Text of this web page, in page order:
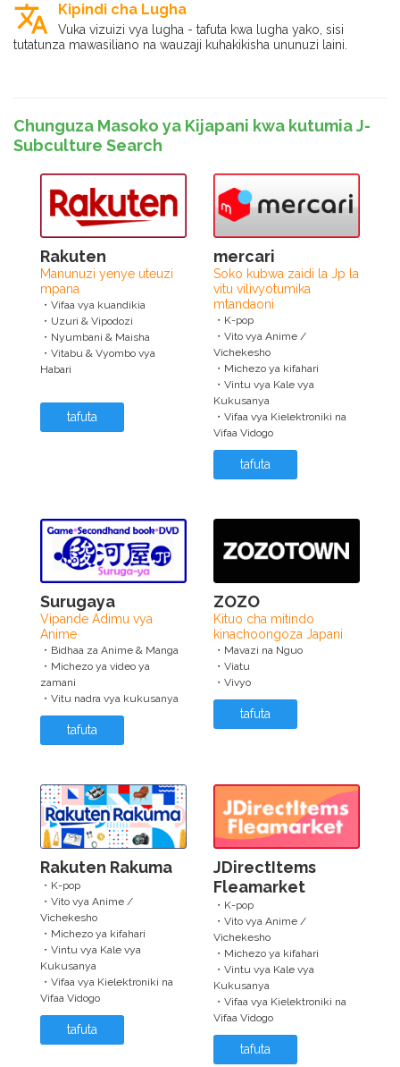
translate Kipindi cha Lugha
Vuka vizuizi vya lugha - tafuta kwa lugha yako, sisi
tutatunza mawasiliano na wauzaji kuhakikisha ununuzi laini.
Chunguza Masoko ya Kijapani kwa kutumia J-
Subculture Search
Rakuten
Manunuzi yenye uteuzi
mpana
・Vifaa vya kuandikia
・Uzuri & Vipodozi
・Nyumbani & Maisha
・Vitabu & Vyombo vya
Habari
tafuta
mercari
Soko kubwa zaidi la Jp la
vitu vilivyotumika
mtandaoni
・K-pop
・Vito vya Anime /
Vichekesho
・Michezo ya kifahari
・Vintu vya Kale vya
Kukusanya
・Vifaa vya Kielektroniki na
Vifaa Vidogo
tafuta
Surugaya
Vipande Adimu vya
Anime
・Bidhaa za Anime & Manga
・Michezo ya video ya
zamani
・Vitu nadra vya kukusanya
tafuta
ZOZO
Kituo cha mitindo
kinachoongoza Japani
・Mavazi na Nguo
・Viatu
・Vivyo
tafuta
Rakuten Rakuma
・K-pop
・Vito vya Anime /
Vichekesho
・Michezo ya kifahari
・Vintu vya Kale vya
Kukusanya
・Vifaa vya Kielektroniki na
Vifaa Vidogo
tafuta
JDirectItems
Fleamarket
・K-pop
・Vito vya Anime /
Vichekesho
・Michezo ya kifahari
・Vintu vya Kale vya
Kukusanya
・Vifaa vya Kielektroniki na
Vifaa Vidogo
tafuta